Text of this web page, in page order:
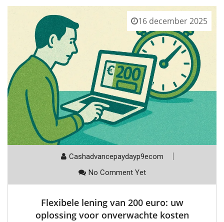
16 december 2025
Cashadvancepaydayp9ecom
No Comment Yet
Flexibele lening van 200 euro: uw
oplossing voor onverwachte kosten